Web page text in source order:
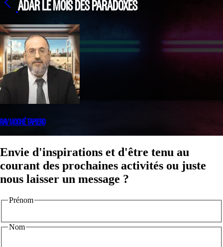
ADAR LE MOIS DES PARADOXES
RAV MOCHÉ TAPIERO
Envie d'inspirations et d'être tenu au
courant des prochaines activités ou juste
nous laisser un message ?
Prénom
Nom